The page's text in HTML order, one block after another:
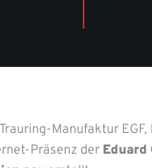
Manufaktur
Präsenz der Eduard